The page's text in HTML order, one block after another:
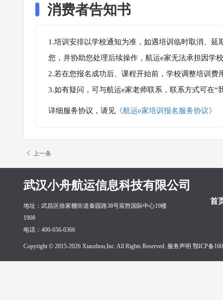
消费者告知书
1.培训安排以学校通知为准，如遇培训临时取消、
您，并协助您处理后续操作，航运e家无法承担因学
2.若在您报名成功后、课程开始前，学校调整培训
3.如有疑问，可与航运e家老师联系，联系方式可在
详细服务协议，请见 《航运e家培训报名服务协议》
上一条
武汉小舟航运信息科技有限公司
首
地址：武昌区徐家棚街道秦园路38号宸胜国际中心19楼
1908
电话：400-656-0366
Copyright © 2015-2026 Xiaozhou,Inc. All Rights Reserved. 服务声明 鄂ICP备